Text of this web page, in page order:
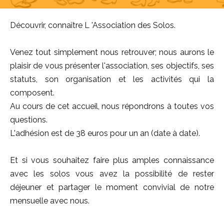
Découvrir, connaître L 'Association des Solos.
Venez tout simplement nous retrouver; nous aurons le
plaisir de vous présenter l'association, ses objectifs, ses
statuts, son organisation et les activités qui la
composent.
Au cours de cet accueil, nous répondrons à toutes vos
questions.
L'adhésion est de 38 euros pour un an (date à date).
Et si vous souhaitez faire plus amples connaissance
avec les solos vous avez la possibilité de rester
déjeuner et partager le moment convivial de notre
mensuelle avec nous.